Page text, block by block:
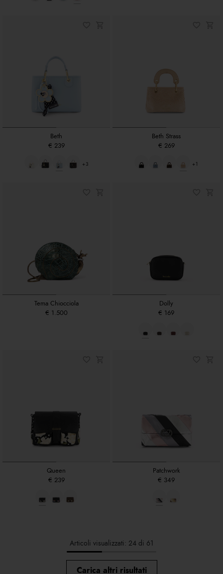
Beth
€ 239
+3
Beth Strass
€ 269
+1
Tema Chiocciola
€ 1.500
Dolly
€ 169
Queen
€ 239
Patchwork
€ 349
Articoli visualizzati: 24 di 61
Carica altri risultati